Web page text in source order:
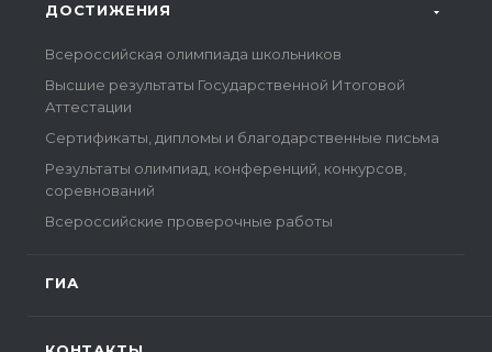
ДОСТИЖЕНИЯ
Всероссийская олимпиада школьников
Высшие результаты Государственной Итоговой
Аттестации
Сертификаты, дипломы и благодарственные письма
Результаты олимпиад, конференций, конкурсов,
соревнований
Всероссийские проверочные работы
ГИА